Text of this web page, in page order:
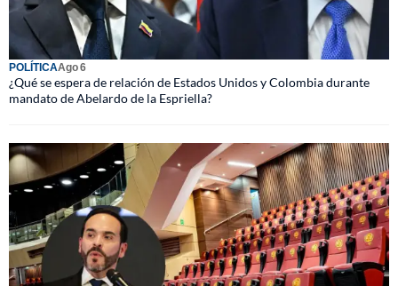
POLÍTICAAgo 6
¿Qué se espera de relación de Estados Unidos y Colombia durante
mandato de Abelardo de la Espriella?